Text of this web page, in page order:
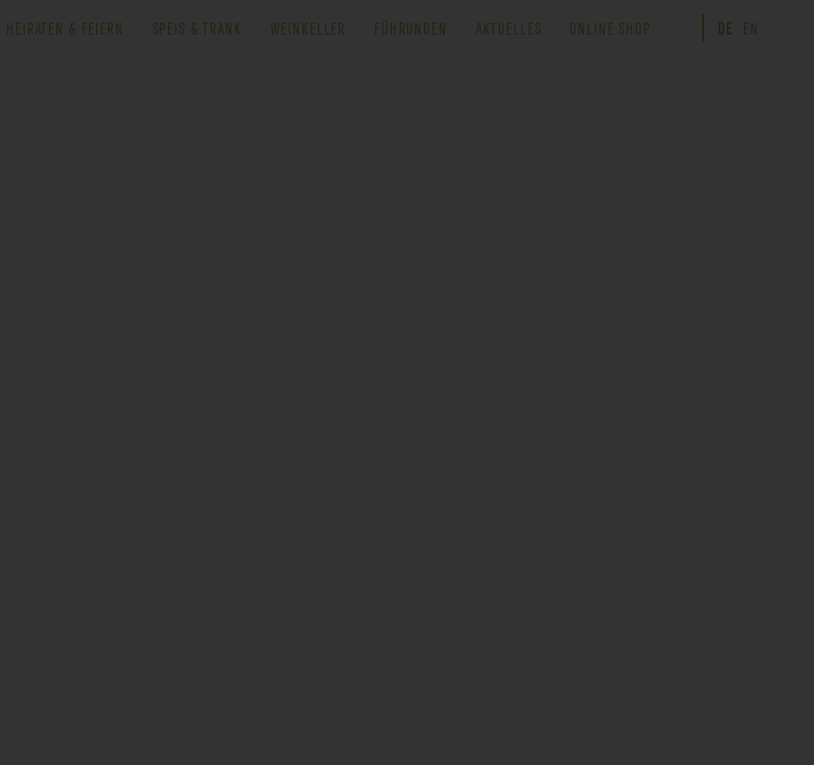
HEIRATEN & FEIERN SPEIS & TRANK WEINKELLER FÜHRUNGEN AKTUELLES ONLINE SHOP DE EN